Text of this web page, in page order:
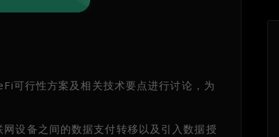
可行性方案及相关技术要点进行讨论，为
设备之间的数据支付转移以及引入数据授